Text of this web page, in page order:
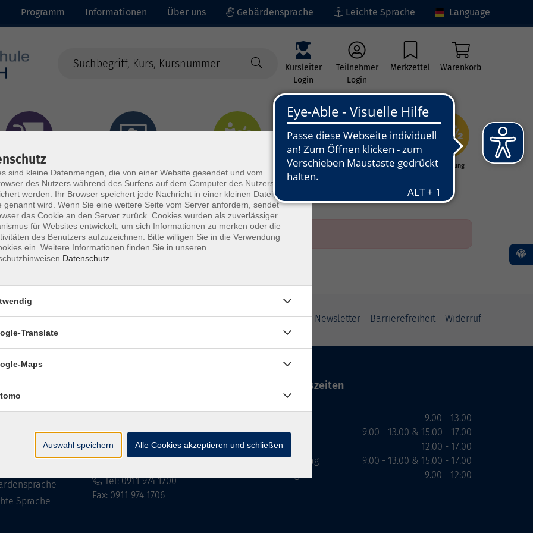
Programm Informationen Über uns Gebärdensprache Leichte Sprache Language
Kursleiter
Login
Teilnehmer
Login
Merkzettel Warenkorb
- Integration
Kunst - Kultur -
Grundbildung
Impressum Datenschutzerklärung AGB Newsletter Barrierefreiheit Widerruf
Sprache
90762 Fürth
info@vhs-fuerth.de
Tel: 0911 974 1700
Fax: 0911 974 1706
Öffnungszeiten
Dienstag
Mittwoch
Donnerstag
9.00 - 13.00
9.00 - 13.00 & 15.00 - 17.00
12.00 - 17.00
9.00 - 13.00 & 15.00 - 17.00
9.00 - 12:00
sind kleine Datenmengen, die von einer Website gesendet und vom
des Nutzers während des Surfens auf dem Computer des Nutzers
werden. Ihr Browser speichert jede Nachricht in einer kleinen Datei, die
genannt wird. Wenn Sie eine weitere Seite vom Server anfordern, sendet
das Cookie an den Server zurück. Cookies wurden als zuverlässiger
für Websites entwickelt, um sich Informationen zu merken oder die
des Benutzers aufzuzeichnen. Bitte willigen Sie in die Verwendung
ein. Weitere Informationen finden Sie in unseren
Datenschutz
×
Translate
Maps
Auswahl speichern Alle Cookies akzeptieren und schließen